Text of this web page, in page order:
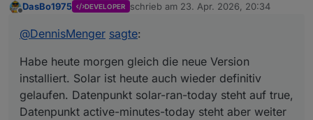
gelaufen. Datenpunkt solar-ran-today steht auf
aber weiter auf 0. Letzter Zeitstempel vom
DasBo1975 DEVELOPER schrieb am 23. Apr. 2026, 20:34
zuletzt editiert von
@DennisMenger sagte:
Habe heute morgen gleich die neue Version
installiert. Solar ist heute auch wieder definitiv
gelaufen. Datenpunkt solar-ran-today steht auf true,
Datenpunkt active-minutes-today steht aber weiter